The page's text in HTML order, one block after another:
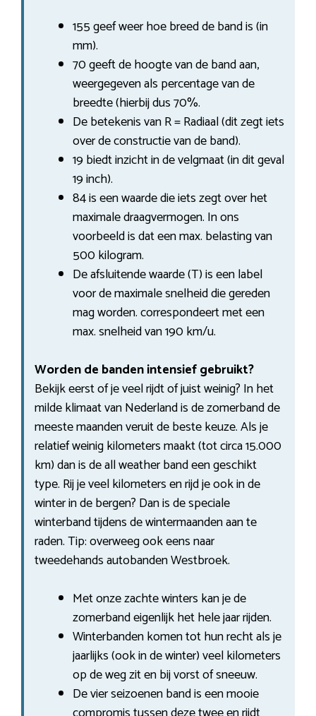
155 geef weer hoe breed de band is (in
mm).
70 geeft de hoogte van de band aan,
weergegeven als percentage van de
breedte (hierbij dus 70%.
De betekenis van R = Radiaal (dit zegt iets
over de constructie van de band).
19 biedt inzicht in de velgmaat (in dit geval
19 inch).
84 is een waarde die iets zegt over het
maximale draagvermogen. In ons
voorbeeld is dat een max. belasting van
500 kilogram.
De afsluitende waarde (T) is een label
voor de maximale snelheid die gereden
mag worden. correspondeert met een
max. snelheid van 190 km/u.
Worden de banden intensief gebruikt?
Bekijk eerst of je veel rijdt of juist weinig? In het
milde klimaat van Nederland is de zomerband de
meeste maanden veruit de beste keuze. Als je
relatief weinig kilometers maakt (tot circa 15.000
km) dan is de all weather band een geschikt
type. Rij je veel kilometers en rijd je ook in de
winter in de bergen? Dan is de speciale
winterband tijdens de wintermaanden aan te
raden. Tip: overweeg ook eens naar
tweedehands autobanden Westbroek.
Met onze zachte winters kan je de
zomerband eigenlijk het hele jaar rijden.
Winterbanden komen tot hun recht als je
jaarlijks (ook in de winter) veel kilometers
op de weg zit en bij vorst of sneeuw.
De vier seizoenen band is een mooie